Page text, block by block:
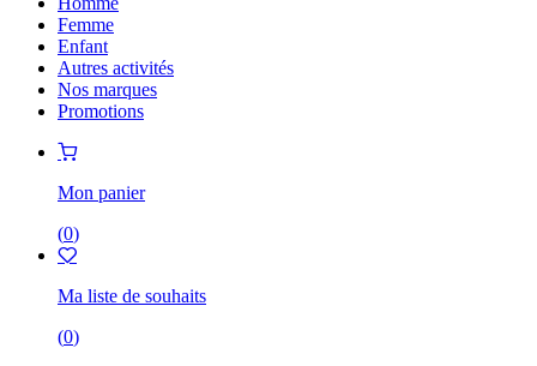
Femme
Enfant
Autres activités
Nos marques
Promotions
Mon panier
(0)
Ma liste de souhaits
(0)